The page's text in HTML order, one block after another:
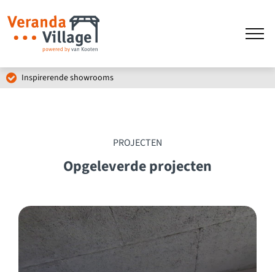
Specialist in maatwerk
PROJECTEN
Opgeleverde projecten